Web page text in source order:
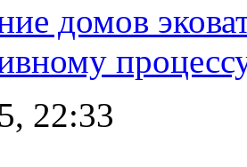
домов
22:33